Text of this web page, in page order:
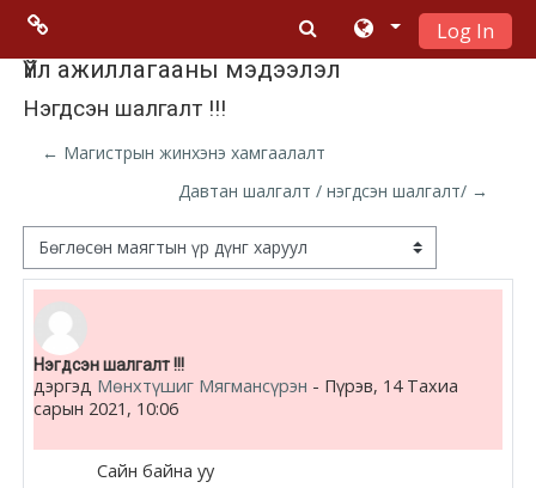
Menu 2
Moodle
community
Moodle
free support
Moodle
development
Moodle
Docs
Log In
Үйл ажиллагааны мэдээлэл
Нэгдсэн шалгалт !!!
← Магистрын жинхэнэ хамгаалалт
Давтан шалгалт / нэгдсэн шалгалт/ →
Дэлгэцний горим
Нэгдсэн шалгалт !!!
дэргэд Мөнхтүшиг Мягмансүрэн - Пүрэв, 14 Тахиа
сарын 2021, 10:06
Number of replies: 2
Сайн байна уу